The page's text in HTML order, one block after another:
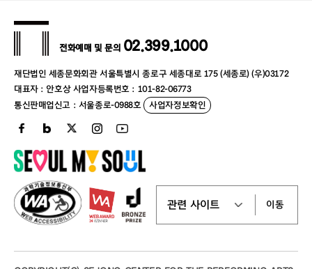
2) 회관은 당해년도 1월 1일 ~ 12월 31일까지 적립된 포
인트 및 이용횟수를 조합 산출하여 차년도 1월 중에 회원 등
급을 부여하고 12월 31일까지 등급별 혜택을 제공합니다.
3) 회관은 1월 1일 ~ 6월 30일까지 적립된 포인트 및 이
용횟수가 상위 등급 기준을 충족한 회원에 한하여 7월 중에
중간 승급을 실시하고 차년도 12월 31일까지 해당 등급 및
4) 회원 등급 기준은 회관 내부 방침에 따라 임의로 변경
될 수 있습니다.
나. 포인트 및 이용횟수
1) 공연/전시/강좌 결제 금액 100원 당 1ⓢ(세종포인트)
가 해당 아이디(회원번호)에 적립됩니다.
2) 세종포인트는 기타 할인 금액을 제외한 결제금액에 대
3) 이용횟수 적립은 다음 각 호와 같이 적립됩니다.
⑥ 허위구매에 대한 규제
1. 세종은 선량한 이용자의 보호를 위하여 다음에 해당하는
고객에 대하여 일정한 기간을 정하여 예매제한 또는 해당 예
매 건에 대한 예매취소 조치를 취할 수 있습니다.
- 부정한 방법을 통한 예매의 경우(예. 매크로 이용 등 비
정상적인 방법을 통한 예매)
- 같은 회차의 공연·전시·행사 등을 5회 이상 가상계좌 미
- 반복적인 다량 구매 후 취소하는 경우(예. 재판매를 위하
여 일정기간 동안 다량 구매 후 취소를 반복하는 경우)
- 암표매매의 목적으로 구매하거나 암표매매를 이미 한 경
우(예. 구매한 티켓을 세종의 판매가 보다 높은 가격을 받고
타에 판매하는 경우)
재단법인 세종문화회관 서울특별시 종로구 세종대로 175 (세종로) (우)03172
대표자 : 안호상 사업자등록번호 : 101-82-06773
통신판매업신고 : 서울종로-0988호 사업자정보확인
전화예매 및 문의 02.399.1000
이동